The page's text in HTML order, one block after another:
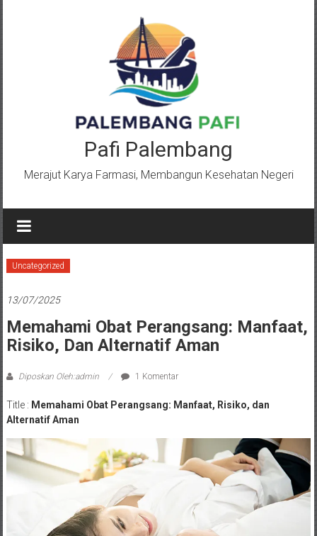
Pafi Palembang
Merajut Karya Farmasi, Membangun Kesehatan Negeri
Uncategorized
13/07/2025
Memahami Obat Perangsang: Manfaat,
Risiko, Dan Alternatif Aman
Diposkan Oleh:admin 1 Komentar
Title : Memahami Obat Perangsang: Manfaat, Risiko, dan
Alternatif Aman